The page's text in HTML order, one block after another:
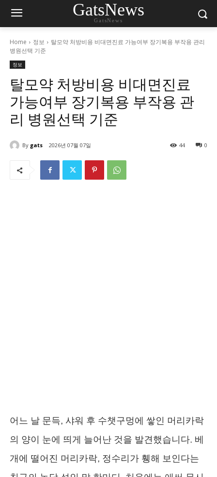
GatsNews
GatsNews
Home 정보
탈모약 처방비용 비대면진료 가능여부 장기복용 부작용 관리
병원선택 기준
정보
탈모약 처방비용 비대면진료
가능여부 장기복용 부작용 관
리 병원선택 기준
By gats 2026년 07월 07일 0
44
어느 날 문득, 샤워 후 수챗구멍에 쌓인 머리카락
의 양이 눈에 띄게 늘어난 것을 발견했습니다. 베
개에 떨어진 머리카락, 정수리가 휑해 보인다는